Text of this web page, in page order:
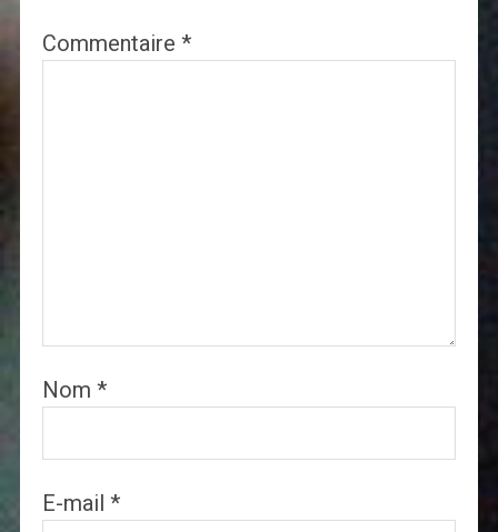
Commentaire *
Nom *
E-mail *